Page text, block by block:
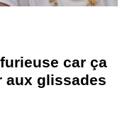
car ça
aux glissades